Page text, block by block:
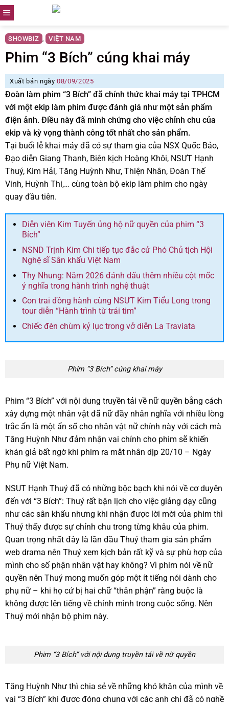
Skip
to
content
SHOWBIZ , VIỆT NAM
Phim “3 Bích” cúng khai máy
Xuất bản ngày08/09/2025
Đoàn làm phim “3 Bích” đã chính thức khai máy tại TPHCM
với một ekip làm phim được đánh giá như một sản phẩm
điện ảnh. Điều này đã minh chứng cho việc chỉnh chu của
ekip và kỳ vọng thành công tốt nhất cho sản phẩm.
Tại buổi lễ khai máy đã có sự tham gia của NSX Quốc Bảo,
Đạo diễn Giang Thanh, Biên kịch Hoàng Khôi, NSƯT Hạnh
Thuý, Kim Hải, Tăng Huỳnh Như, Thiện Nhân, Đoàn Thế
Vinh, Huỳnh Thi,… cùng toàn bộ ekip làm phim cho ngày
quay đầu tiên.
Diễn viên Kim Tuyến ủng hộ nữ quyền của phim “3
Bích”
NSND Trịnh Kim Chi tiếp tục đắc cử Phó Chủ tịch Hội
Nghệ sĩ Sân khấu Việt Nam
Thy Nhung: Năm 2026 đánh dấu thêm nhiều cột mốc
ý nghĩa trong hành trình nghệ thuật
Con trai đồng hành cùng NSƯT Kim Tiểu Long trong
tour diễn “Hành trình từ trái tim”
Chiếc đèn chùm kỷ lục trong vở diễn La Traviata
Phim “3 Bích” cúng khai máy
Phim “3 Bích” với nội dung truyền tải về nữ quyền bằng cách
xây dựng một nhân vật đã nữ đầy nhân nghĩa với nhiều lòng
trắc ẩn là một ẩn số cho nhân vật nữ chính này với cách mà
Tăng Huỳnh Như đảm nhận vai chính cho phim sẽ khiến
khán giả bất ngờ khi phim ra mắt nhân dịp 20/10 – Ngày
Phụ nữ Việt Nam.
NSUT Hạnh Thuý đã có những bộc bạch khi nói về cơ duyên
đến với “3 Bích”: Thuý rất bận lịch cho việc giảng dạy cũng
như các sân khấu nhưng khi nhận được lời mời của phim thì
Thuý thấy được sự chỉnh chu trong từng khâu của phim.
Quan trọng nhất đây là lần đầu Thuý tham gia sản phẩm
web drama nên Thuý xem kịch bản rất kỹ và sự phù hợp của
mình cho số phận nhân vật hay không? Vì phim nói về nữ
quyền nên Thuý mong muốn góp một ít tiếng nói dành cho
phụ nữ – khi họ cứ bị hai chữ “thân phận” ràng buộc là
không được lên tiếng về chính mình trong cuộc sống. Nên
Thuý mới nhận bộ phim này.
Phim “3 Bích” với nội dung truyền tải về nữ quyền
Tăng Huỳnh Như thì chia sẻ về những khó khăn của mình về
vai “3 Bích” khi được đóng chung với các anh chị đã có nghề